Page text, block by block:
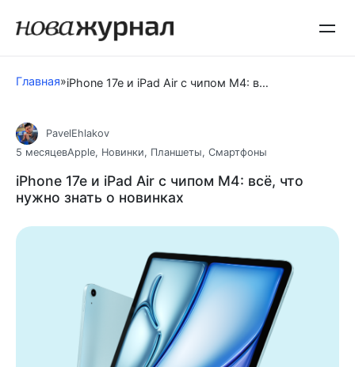
Главная» iPhone 17e и iPad Air с чипом M4: всё, что нужно знать о новинках
PavelEhlakov
5 месяцевApple, Новинки, Планшеты, Смартфоны
iPhone 17e и iPad Air с чипом M4: всё, что
нужно знать о новинках